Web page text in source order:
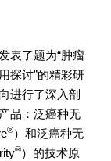
表了题为“肿瘤
探讨”的精彩研
进行了深入剖
品：泛癌种无
®）和泛癌种无
®）的技术原